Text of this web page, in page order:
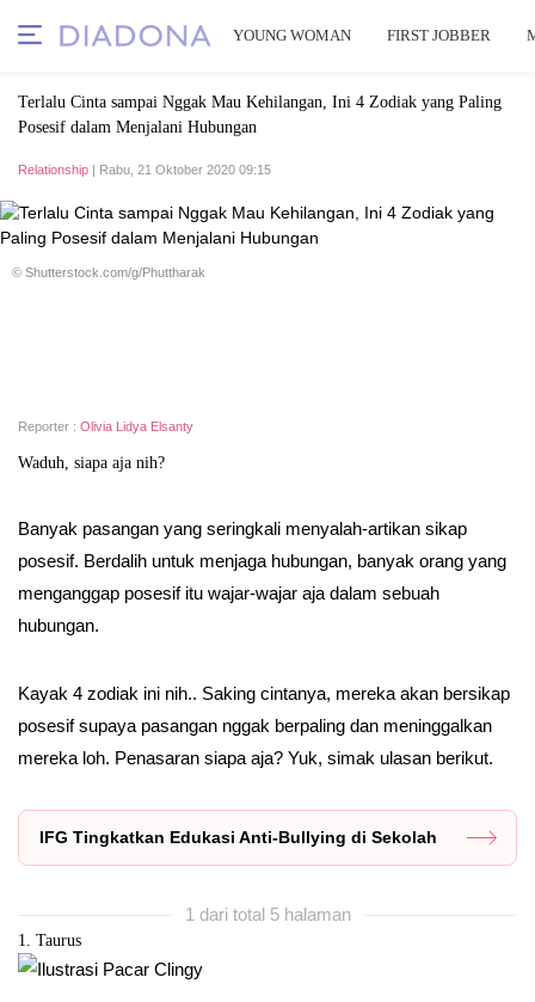
YOUNG WOMAN FIRST JOBBER
Terlalu Cinta sampai Nggak Mau Kehilangan, Ini 4 Zodiak yang Paling
Posesif dalam Menjalani Hubungan
Relationship | Rabu, 21 Oktober 2020 09:15
© Shutterstock.com/g/Phuttharak
Reporter : Olivia Lidya Elsanty
Waduh, siapa aja nih?
Banyak pasangan yang seringkali menyalah-artikan sikap
posesif. Berdalih untuk menjaga hubungan, banyak orang yang
menganggap posesif itu wajar-wajar aja dalam sebuah
hubungan.
Kayak 4 zodiak ini nih.. Saking cintanya, mereka akan bersikap
posesif supaya pasangan nggak berpaling dan meninggalkan
mereka loh. Penasaran siapa aja? Yuk, simak ulasan berikut.
IFG Tingkatkan Edukasi Anti-Bullying di Sekolah
1 dari total 5 halaman
1. Taurus